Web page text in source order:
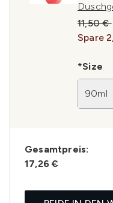
11,50 €
Spare
*Size
90ml
Gesamtpreis:
17,26 €